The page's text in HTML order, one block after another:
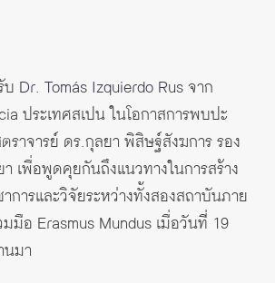
บ Dr. Tomás Izquierdo Rusจาก
ประเทศสเปน ในโอกาสการพบปะ
ราจารย์ ดร.กุลยา พิสิษฐ์สังฆการ รอง
พื่อพูดคุยกันถึงแนวทางในการสร้าง
การและวิจัยระหว่างทั้งสองสถาบันภาย
มมือ Erasmus Mundus เมื่อวันที่ 19
นมา